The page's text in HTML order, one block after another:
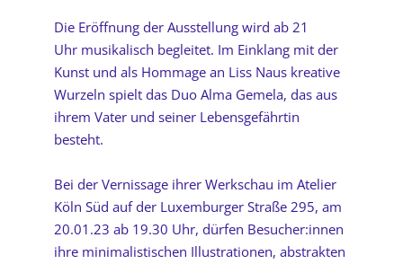
Die Eröffnung der Ausstellung wird ab 21
Uhr musikalisch begleitet. Im Einklang mit der
Kunst und als Hommage an Liss Naus kreative
Wurzeln spielt das Duo Alma Gemela, das aus
ihrem Vater und seiner Lebensgefährtin
besteht.
Bei der Vernissage ihrer Werkschau im Atelier
Köln Süd auf der Luxemburger Straße 295, am
20.01.23 ab 19.30 Uhr, dürfen Besucher:innen
ihre minimalistischen Illustrationen, abstrakten